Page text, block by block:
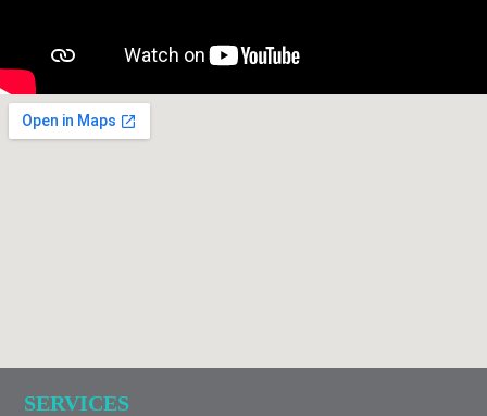
SERVICES